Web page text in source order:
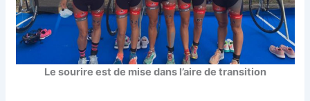
Le sourire est de mise dans l’aire de transition